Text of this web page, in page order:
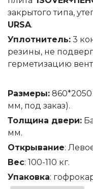
закрытого типа,
URSA.
Уплотнитель: 3
резины, не
герметизацию
Размеры:
мм, под заказ).
Толщина двери:
мм.
Открывание:
Вес: 100-110 кг.
Упаковка: